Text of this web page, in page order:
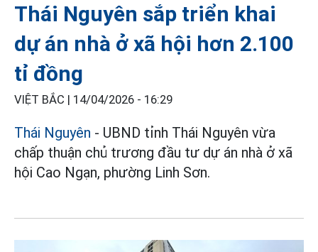
Thái Nguyên sắp triển khai
dự án nhà ở xã hội hơn 2.100
tỉ đồng
VIỆT BẮC | 14/04/2026 - 16:29
Thái Nguyên - UBND tỉnh Thái Nguyên vừa
chấp thuận chủ trương đầu tư dự án nhà ở xã
hội Cao Ngạn, phường Linh Sơn.